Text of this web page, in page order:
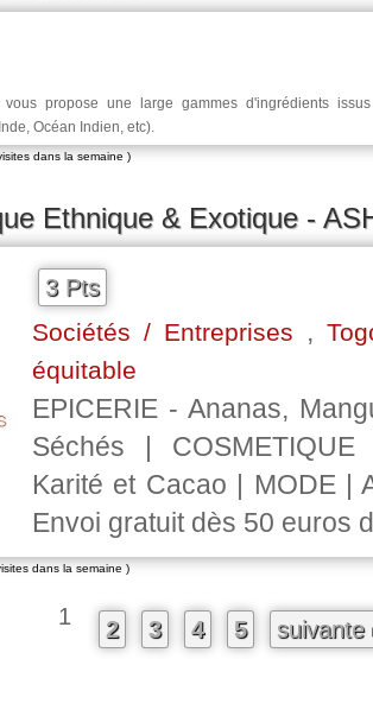
vous propose une large gammes d'ingrédients
Océan Indien, etc).
dans la semaine )
Ethnique & Exotique -
3 Pts
Sociétés / Entreprises ,
équitable
EPICERIE - Ananas,
Séchés |
Karité et Cacao | MODE |
Envoi gratuit dès 50 euros
dans la semaine )
1 2 3 4 5 suivante